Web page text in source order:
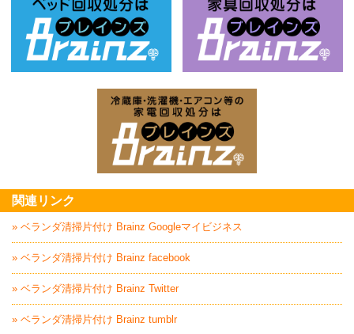
関連リンク
» ベランダ清掃片付け Brainz Googleマイビジネス
» ベランダ清掃片付け Brainz facebook
» ベランダ清掃片付け Brainz Twitter
» ベランダ清掃片付け Brainz tumblr